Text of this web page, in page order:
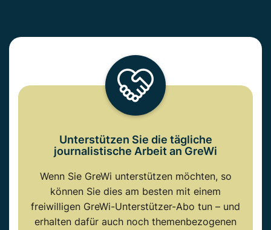
Unterstützen Sie die tägliche
journalistische Arbeit an GreWi
Wenn Sie GreWi unterstützen möchten, so
können Sie dies am besten mit einem
freiwilligen GreWi-Unterstützer-Abo tun – und
erhalten dafür auch noch themenbezogenen